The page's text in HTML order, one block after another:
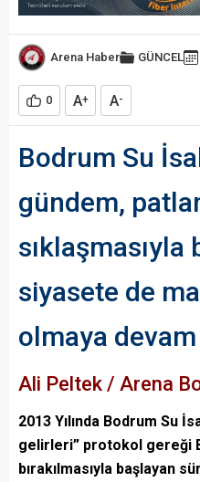
Arena Haber GÜNCEL
0 A+ A-
Bodrum Su
gündem,
siyasete de
olmaya
Ali Peltek / Arena
2013 Yılında Bodrum Su
gelirleri” protokol gereği
bırakılmasıyla başlayan